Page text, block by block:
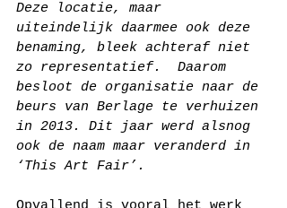
Deze locatie, maar
uiteindelijk daarmee ook deze
benaming, bleek achteraf niet
zo representatief.  Daarom
besloot de organisatie naar de
beurs van Berlage te verhuizen
in 2013. Dit jaar werd alsnog
ook de naam maar veranderd in
‘This Art Fair’.